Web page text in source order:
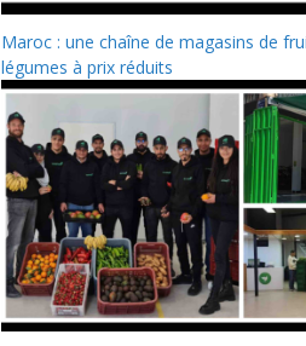
Maroc : une chaîne de magasins de
légumes à prix réduits